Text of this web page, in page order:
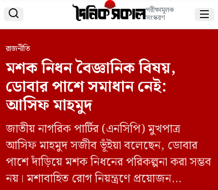
 পরীক্ষামূলক
সংস্করণ 
রাজনীতি
মশক নিধন বৈজ্ঞানিক বিষয়,
ডোবার পাশে সমাধান নেই:
আসিফ মাহমুদ
জাতীয় নাগরিক পার্টির (এনসিপি) মুখপাত্র
আসিফ মাহমুদ সজীব ভূঁইয়া বলেছেন, ডোবার
পাশে দাঁড়িয়ে মশক নিধনের পরিকল্পনা করা সম্ভব
নয়। মশাবাহিত রোগ নিয়ন্ত্রণে প্রয়োজন